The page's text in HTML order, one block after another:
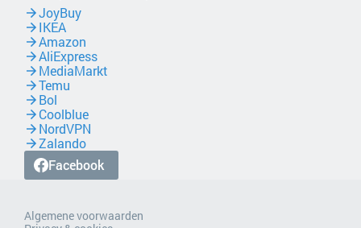
JoyBuy
IKEA
Amazon
AliExpress
MediaMarkt
Temu
Bol
Coolblue
NordVPN
Zalando
Facebook
Algemene voorwaarden